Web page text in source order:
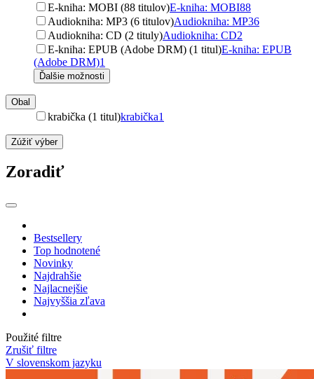
E-kniha: MOBI (88 titulov)E-kniha: MOBI88
Audiokniha: MP3 (6 titulov)Audiokniha: MP36
Audiokniha: CD (2 tituly)Audiokniha: CD2
E-kniha: EPUB (Adobe DRM) (1 titul)E-kniha: EPUB
(Adobe DRM)1
Ďalšie možnosti
Obal
krabička (1 titul)krabička1
Zúžiť výber
Zoradiť
Bestsellery
Top hodnotené
Novinky
Najdrahšie
Najlacnejšie
Najvyššia zľava
Použité filtre
Zrušiť filtre
V slovenskom jazyku